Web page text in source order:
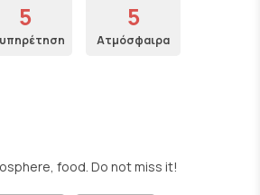
5 5
Ατμόσφαιρα
food. Do not miss it!